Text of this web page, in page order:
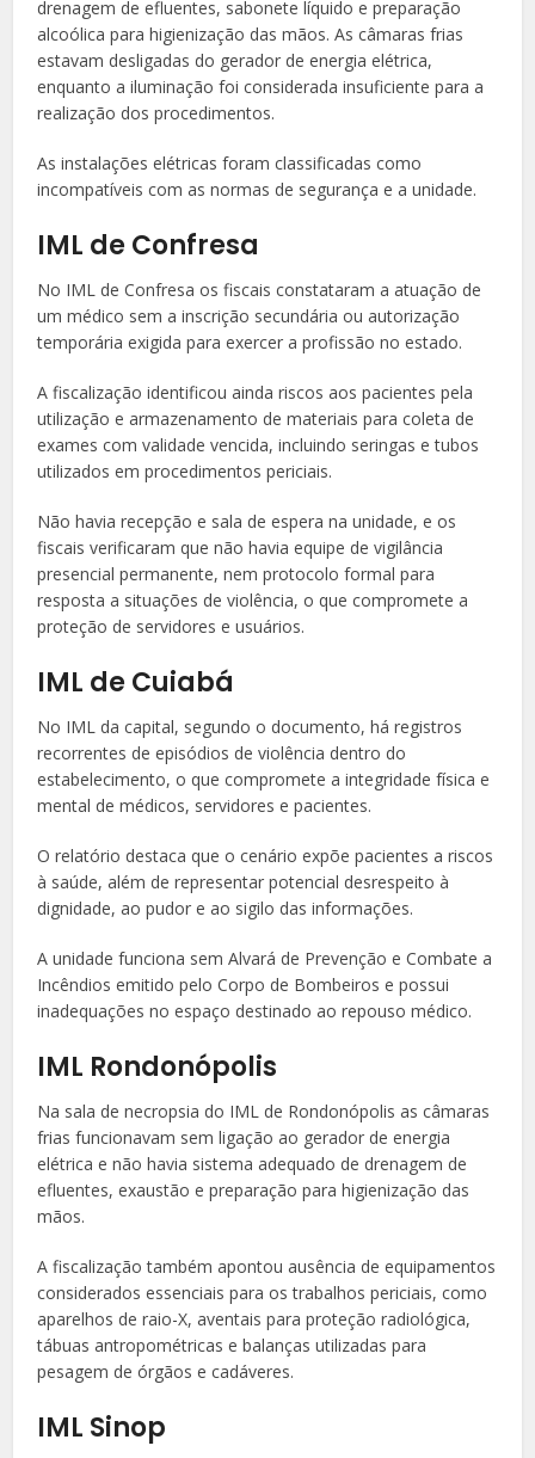
drenagem de efluentes, sabonete líquido e preparação
alcoólica para higienização das mãos. As câmaras frias
estavam desligadas do gerador de energia elétrica,
enquanto a iluminação foi considerada insuficiente para a
realização dos procedimentos.
As instalações elétricas foram classificadas como
incompatíveis com as normas de segurança e a unidade.
IML de Confresa
No IML de Confresa os fiscais constataram a atuação de
um médico sem a inscrição secundária ou autorização
temporária exigida para exercer a profissão no estado.
A fiscalização identificou ainda riscos aos pacientes pela
utilização e armazenamento de materiais para coleta de
exames com validade vencida, incluindo seringas e tubos
utilizados em procedimentos periciais.
Não havia recepção e sala de espera na unidade, e os
fiscais verificaram que não havia equipe de vigilância
presencial permanente, nem protocolo formal para
resposta a situações de violência, o que compromete a
proteção de servidores e usuários.
IML de Cuiabá
No IML da capital, segundo o documento, há registros
recorrentes de episódios de violência dentro do
estabelecimento, o que compromete a integridade física e
mental de médicos, servidores e pacientes.
O relatório destaca que o cenário expõe pacientes a riscos
à saúde, além de representar potencial desrespeito à
dignidade, ao pudor e ao sigilo das informações.
A unidade funciona sem Alvará de Prevenção e Combate a
Incêndios emitido pelo Corpo de Bombeiros e possui
inadequações no espaço destinado ao repouso médico.
IML Rondonópolis
Na sala de necropsia do IML de Rondonópolis as câmaras
frias funcionavam sem ligação ao gerador de energia
elétrica e não havia sistema adequado de drenagem de
efluentes, exaustão e preparação para higienização das
mãos.
A fiscalização também apontou ausência de equipamentos
considerados essenciais para os trabalhos periciais, como
aparelhos de raio-X, aventais para proteção radiológica,
tábuas antropométricas e balanças utilizadas para
pesagem de órgãos e cadáveres.
IML Sinop